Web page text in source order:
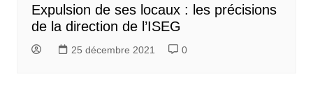
Expulsion de ses locaux : les précisions
de la direction de l’ISEG
25 décembre 2021 0